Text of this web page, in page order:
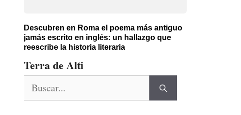
Descubren en Roma el poema más antiguo
jamás escrito en inglés: un hallazgo que
reescribe la historia literaria
Terra de Alti